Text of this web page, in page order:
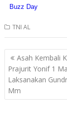
TNI AL
Post
navigation
Asah Kembali
Prajurit Yonif 1
Laksanakan
Mm